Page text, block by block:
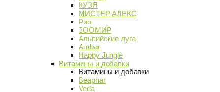
КУЗЯ
МИСТЕР АЛЕКС
Рио
ЗООМИР
Альпийские луга
Ambar
Happy Jungle
Витамины и добавки
Витамины и добавки
Beaphar
Veda